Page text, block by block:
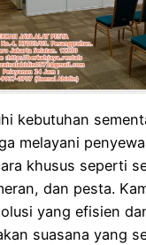
kebutuhan
melayani
khusus seperti
dan pesta.
yang efisien
suasana yang